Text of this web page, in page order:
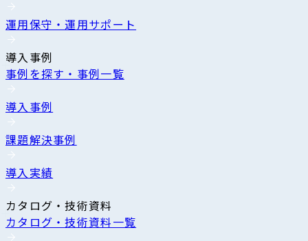
運用保守・運用サポート
導入事例
事例を探す・事例一覧
導入事例
課題解決事例
導入実績
カタログ・技術資料
カタログ・技術資料一覧